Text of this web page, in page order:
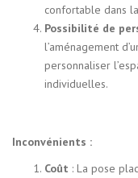
confortable dans
Possibilité de
l’aménagement
personnaliser
individuelles.
Inconvénients :
Coût : La pose